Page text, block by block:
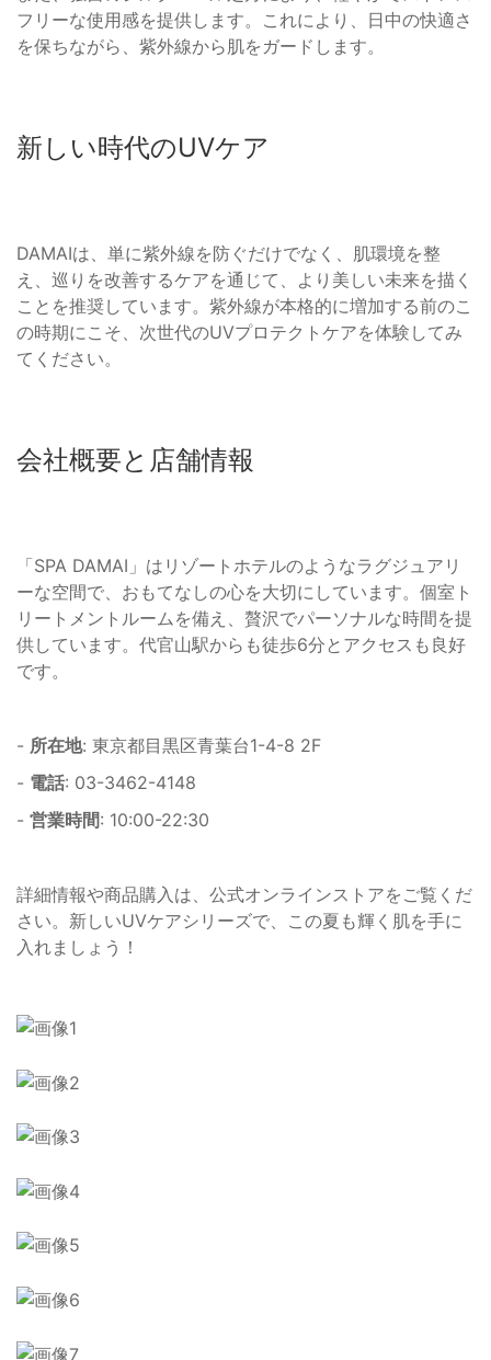
フリーな使用感を提供します。これにより、日中の快適さ
を保ちながら、紫外線から肌をガードします。
新しい時代のUVケア
DAMAIは、単に紫外線を防ぐだけでなく、肌環境を整
え、巡りを改善するケアを通じて、より美しい未来を描く
ことを推奨しています。紫外線が本格的に増加する前のこ
の時期にこそ、次世代のUVプロテクトケアを体験してみ
てください。
会社概要と店舗情報
「SPA DAMAI」はリゾートホテルのようなラグジュアリ
ーな空間で、おもてなしの心を大切にしています。個室ト
リートメントルームを備え、贅沢でパーソナルな時間を提
供しています。代官山駅からも徒歩6分とアクセスも良好
です。
- 所在地: 東京都目黒区青葉台1-4-8 2F
- 電話: 03-3462-4148
- 営業時間: 10:00-22:30
詳細情報や商品購入は、公式オンラインストアをご覧くだ
さい。新しいUVケアシリーズで、この夏も輝く肌を手に
入れましょう！